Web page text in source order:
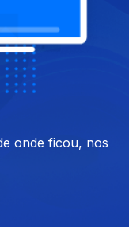
onde ficou, nos